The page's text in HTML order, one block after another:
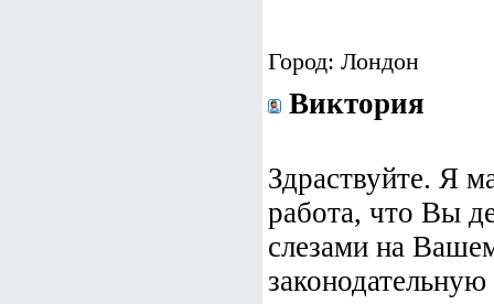
Город: Лондон
Виктория
Здраствуйте.
работа, что Вы
слезами на